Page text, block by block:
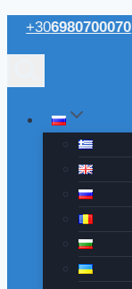
Перейти
к
+306980700070